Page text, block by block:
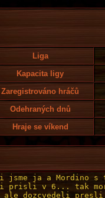
Liga
Kapacita ligy
Zaregistrováno hráčů
Odehraných dnů
Hraje se víkend